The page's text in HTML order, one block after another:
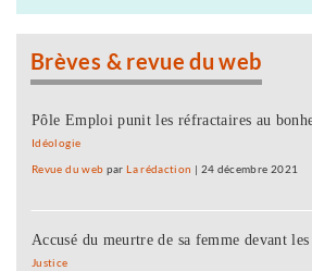
Brèves & revue du web
Pôle Emploi punit les réfractaires au
Idéologie
Revue du web parLa rédaction | 24 décembre 2021
Accusé du meurtre de sa femme devant les
Justice